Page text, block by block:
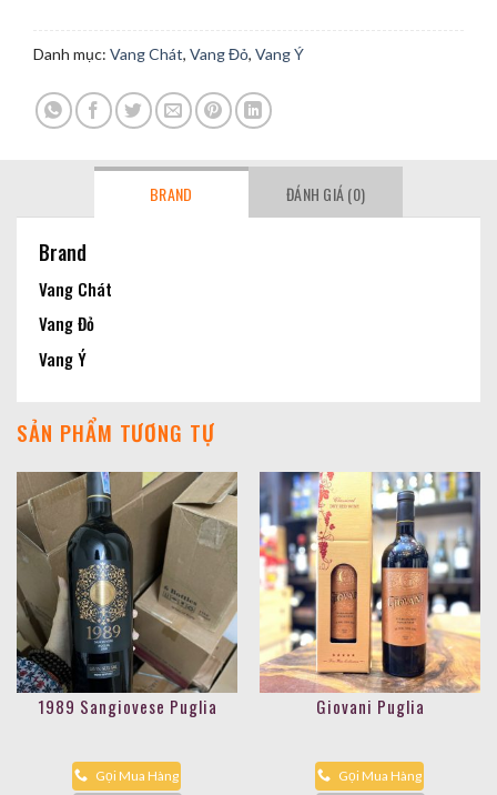
Danh mục: Vang Chát, Vang Đỏ, Vang Ý
BRAND ĐÁNH GIÁ (0)
Brand
Vang Chát
Vang Đỏ
Vang Ý
SẢN PHẨM TƯƠNG TỰ
1989 Sangiovese Puglia
Gọi Mua Hàng
Giovani Puglia
Gọi Mua Hàng